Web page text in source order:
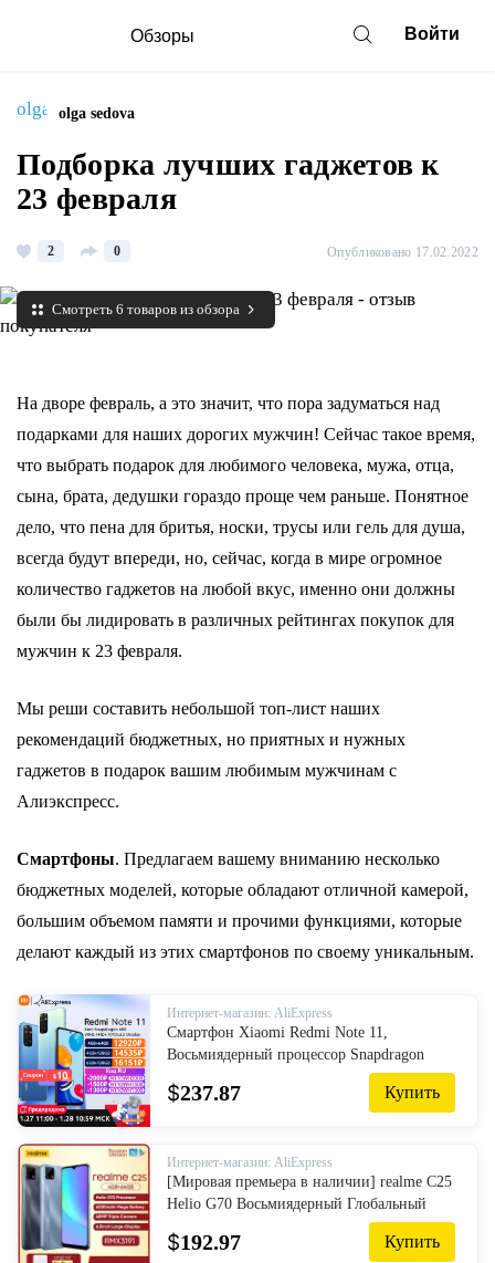
Обзоры Войти
olga sedova
Подборка лучших гаджетов к
23 февраля
2 0 Опубликовано 17.02.2022
Смотреть 6 товаров из обзора
На дворе февраль, а это значит, что пора задуматься над
подарками для наших дорогих мужчин! Сейчас такое время,
что выбрать подарок для любимого человека, мужа, отца,
сына, брата, дедушки гораздо проще чем раньше. Понятное
дело, что пена для бритья, носки, трусы или гель для душа,
всегда будут впереди, но, сейчас, когда в мире огромное
количество гаджетов на любой вкус, именно они должны
были бы лидировать в различных рейтингах покупок для
мужчин к 23 февраля.
Мы реши составить небольшой топ-лист наших
рекомендаций бюджетных, но приятных и нужных
гаджетов в подарок вашим любимым мужчинам с
Алиэкспресс.
Смартфоны. Предлагаем вашему вниманию несколько
бюджетных моделей, которые обладают отличной камерой,
большим объемом памяти и прочими функциями, которые
делают каждый из этих смартфонов по своему уникальным.
Интернет-магазин: AliExpress
Смартфон Xiaomi Redmi Note 11,
Восьмиядерный процессор Snapdragon
680, 33 Вт, быстрая зарядка, 4 камеры 50
МП
$237.87 Купить
Интернет-магазин: AliExpress
[Мировая премьера в наличии] realme C25
Helio G70 Восьмиядерный Глобальный
русская версия 4 Гб 64 Гб 6000 мАч 6,5
''большой Экран Поддержка NFC
$192.97 Купить